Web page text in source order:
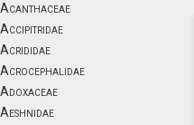
Acanthaceae
Accipitridae
Acrididae
Acrocephalidae
Adoxaceae
Aeshnidae